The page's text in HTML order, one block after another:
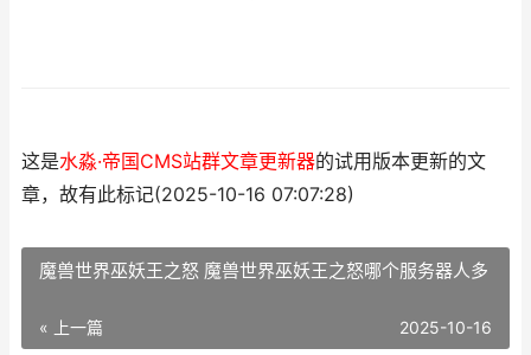
这是水淼·帝国CMS站群文章更新器的试用版本更新的文
章，故有此标记(2025-10-16 07:07:28)
魔兽世界巫妖王之怒 魔兽世界巫妖王之怒哪个服务器人多
« 上一篇 2025-10-16